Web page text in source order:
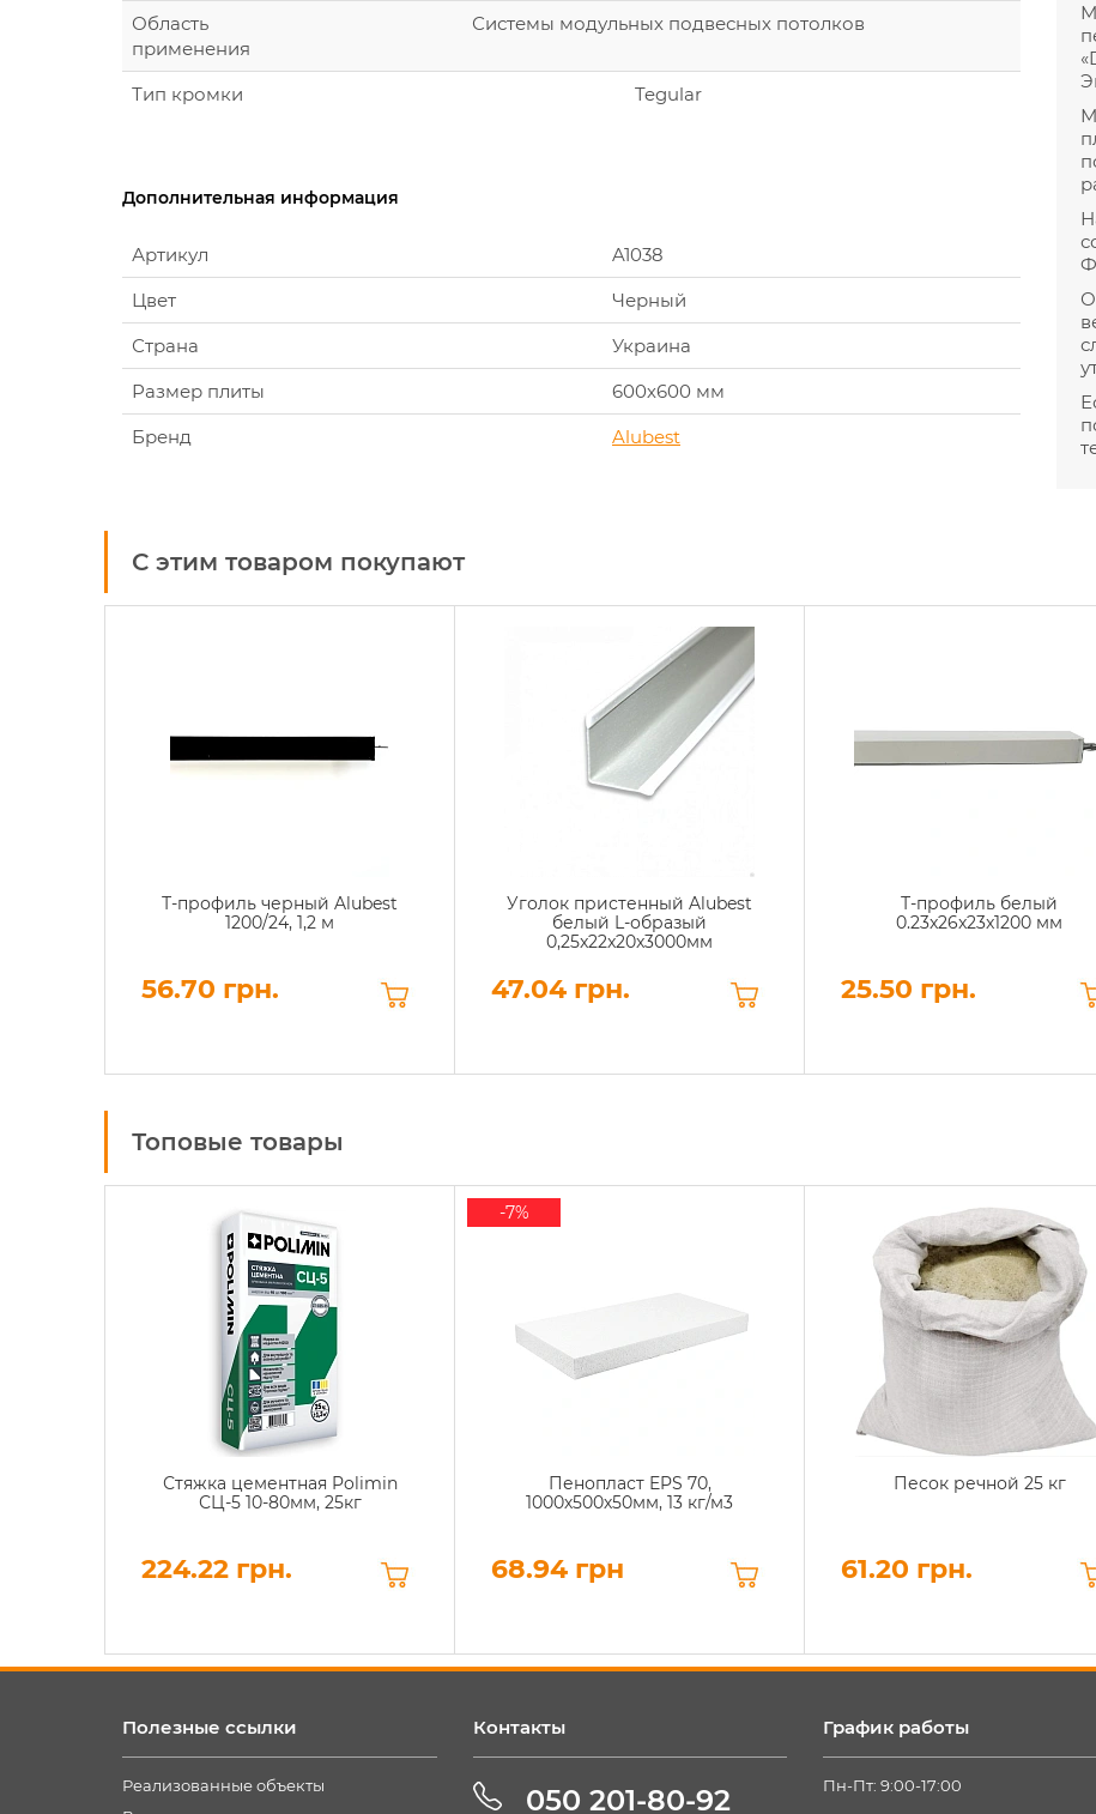
Область
применения
Системы модульных подвесных потолков
Тип кромки Tegular
Дополнительная информация
Артикул
A1038
Цвет
Черный
Страна
Украина
Размер плиты
600х600 мм
Бренд
Alubest
С этим товаром покупают
Т-профиль черный Alubest
1200/24, 1,2 м
56.70 грн.
Уголок пристенный Alubest
белый L-образый
0,25x22x20x3000мм
47.04 грн.
Т-профиль белый
0.23x26x23x1200 мм
25.50 грн.
Топовые товары
Стяжка цементная Polimin
СЦ-5 10-80мм, 25кг
224.22 грн.
Пенопласт EPS 70,
1000х500х50мм, 13 кг/м3
68.94 грн
-7%
Песок речной 25 кг
61.20 грн.
Полезные ссылки
Реализованные объекты
Контакты
050 201-80-92
График работы
Пн-Пт: 9:00-17:00